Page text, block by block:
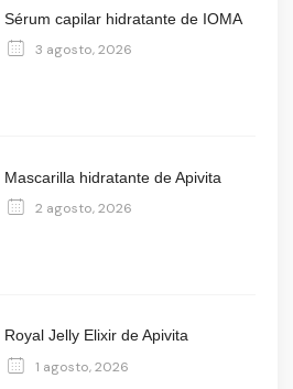
Sérum capilar hidratante de IOMA
3 agosto, 2026
Mascarilla hidratante de Apivita
2 agosto, 2026
Royal Jelly Elixir de Apivita
1 agosto, 2026